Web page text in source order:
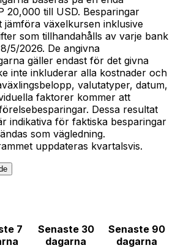
20,000 till USD. Besparingar
jämföra växelkursen inklusive
som tillhandahålls av varje bank
5/2026. De angivna
gäller endast för det givna
inte inkluderar alla kostnader och
valutatyper, datum,
faktorer kommer att
Dessa resultat
indikativa för faktiska besparingar
som vägledning.
uppdateras kvartalsvis.
7
Senaste 30
dagarna
Senaste 90
dagarna